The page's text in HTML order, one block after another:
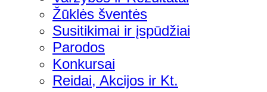
Žūklės šventės
Susitikimai ir įspūdžiai
Parodos
Konkursai
Reidai, Akcijos ir Kt.